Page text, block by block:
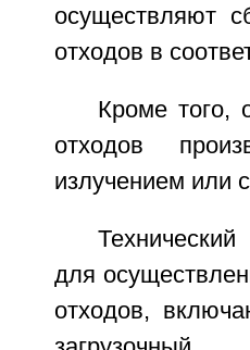
осуществляют
отходов в
Кроме того,
отходов
излучением или
для
отходов,